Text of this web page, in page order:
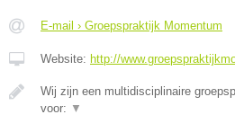
E-mail › Groepspraktijk Momentum
Website: http://
Wij zijn een multidisciplinaire
voor: ▼